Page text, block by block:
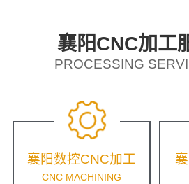
襄阳CNC加工
PROCESSING
襄阳数控CNC加工
CNC MACHINING